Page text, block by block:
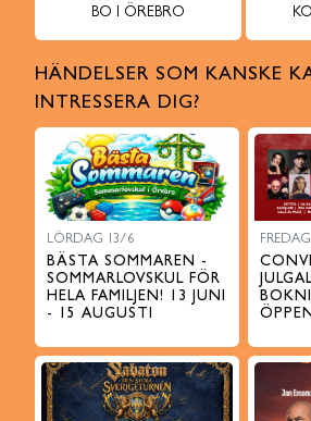
BO I ÖREBRO
HÄNDELSER SOM KANSKE
INTRESSERA DIG?
LÖRDAG 13/6
BÄSTA SOMMAREN -
SOMMARLOVSKUL FÖR
HELA FAMILJEN! 13 JUNI
- 15 AUGUSTI